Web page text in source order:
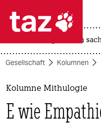
 taz
taz
themen
politik
landtagswahl in
Gesellschaft Kolumnen
Kolumne Mithulogie
E wie